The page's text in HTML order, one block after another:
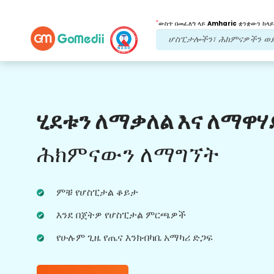
*ውስጥ በመፈለግ ላይ Amharic ቋንቋውን
ሂደቱን ለማቃለል እና
ሕክምናውን ለማግኘት
ምቹ የሆስፒታል ቆይታ
እንደ በጀትዎ የሆስፒታል ምርጫዎች
የሁሉም ጊዜ የጤና እንክብካቤ አማካሪ ድጋፍ
ባለብዙ ቋንቋ መተግበሪያ
ድጋፍ
GoMedii መተግበሪያ ያውርዱ።